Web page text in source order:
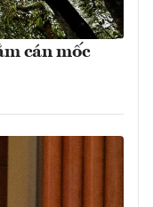
cán mốc